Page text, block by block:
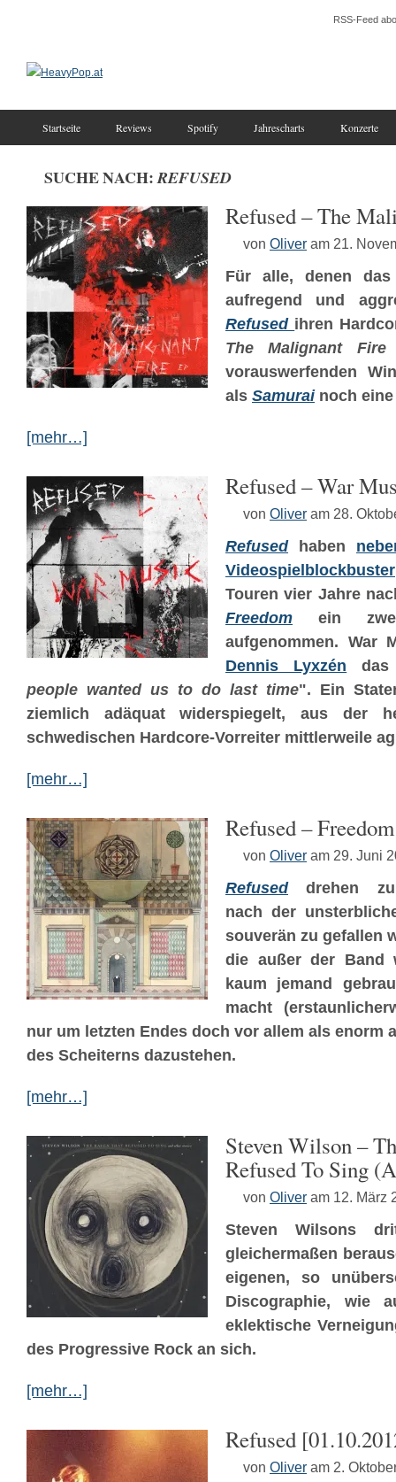
RSS-Feed
Startseite Reviews Spotify Jahrescharts Konzerte
SUCHE NACH:REFUSED
Refused – The
von Oliver am 21.
Für alle, denen
aufregend und
Refused ihren
The Malignant Fire
vorauswerfenden
als Samurainoch eine
[mehr…]
Refused – War
von Oliver am 28.
Refusedhaben
Videospielblockbuster
Touren vier Jahre
Freedom ein
aufgenommen. War
Dennis Lyxzén das
people wanted us to do last time". Ein
ziemlich adäquat widerspiegelt, aus der
schwedischen Hardcore-Vorreiter mittlerweile
[mehr…]
Refused – Freedom
von Oliver am 29. Juni
Refuseddrehen zur
nach der
souverän zu gefallen
die außer der Band
kaum jemand
macht
nur um letzten Endes doch vor allem als enorm
des Scheiterns dazustehen.
[mehr…]
Steven Wilson –
Refused To Sing
von Oliver am 12. März
Steven Wilsons
gleichermaßen
eigenen, so
Discographie, wie
eklektische
des Progressive Rock an sich.
[mehr…]
Refused
von Oliver am 2.